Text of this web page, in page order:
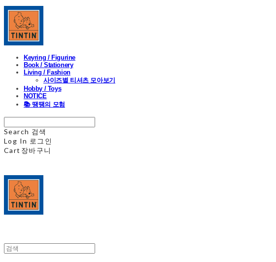
Keyring / Figurine
Book / Stationery
Living / Fashion
사이즈별 티셔츠 모아보기
Hobby / Toys
NOTICE
📚 땡땡의 모험
Search 검색
Log In 로그인
Cart 장바구니